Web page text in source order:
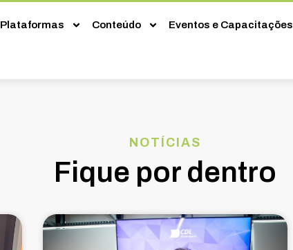
Plataformas Conteúdo Eventos e Capacitações
NOTÍCIAS
Fique por dentro